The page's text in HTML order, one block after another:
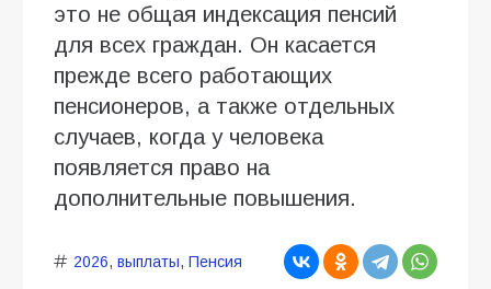
это не общая индексация пенсий
для всех граждан. Он касается
прежде всего работающих
пенсионеров, а также отдельных
случаев, когда у человека
появляется право на
дополнительные повышения.
2026, выплаты, Пенсия